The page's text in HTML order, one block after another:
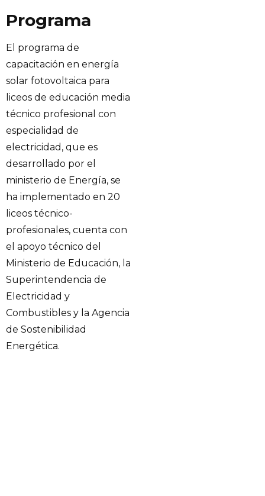
Programa
El programa de
capacitación en energía
solar fotovoltaica para
liceos de educación media
técnico profesional con
especialidad de
electricidad, que es
desarrollado por el
ministerio de Energía, se
ha implementado en 20
liceos técnico-
profesionales, cuenta con
el apoyo técnico del
Ministerio de Educación, la
Superintendencia de
Electricidad y
Combustibles y la Agencia
de Sostenibilidad
Energética.